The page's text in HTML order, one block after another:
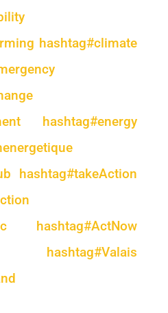
hashtag#climate
hashtag#energy
hashtag#takeAction
hashtag#ActNow
hashtag#Valais